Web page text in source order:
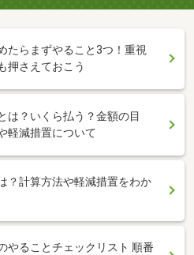
たらまずやること3つ！重視
押さえておこう
は？いくら払う？金額の目
軽減措置について
？計算方法や軽減措置をわか
やることチェックリスト 順番